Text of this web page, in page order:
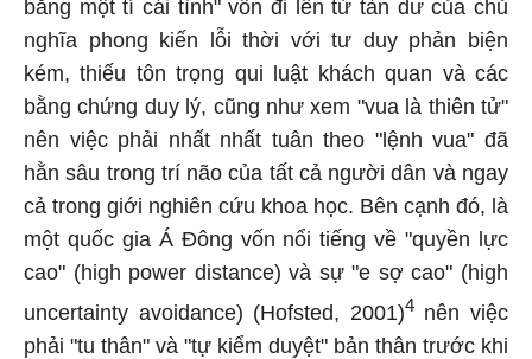
bằng một tí cái tình" vốn đi lên từ tàn dư của chủ
nghĩa phong kiến lỗi thời với tư duy phản biện
kém, thiếu tôn trọng qui luật khách quan và các
bằng chứng duy lý, cũng như xem "vua là thiên tử"
nên việc phải nhất nhất tuân theo "lệnh vua" đã
hằn sâu trong trí não của tất cả người dân và ngay
cả trong giới nghiên cứu khoa học. Bên cạnh đó, là
một quốc gia Á Đông vốn nổi tiếng về "quyền lực
cao" (high power distance) và sự "e sợ cao" (high
uncertainty avoidance) (Hofsted, 2001)4nên việc
phải "tu thân" và "tự kiểm duyệt" bản thân trước khi